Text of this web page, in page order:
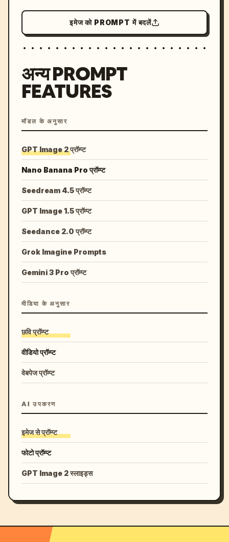
इमेज को PROMPT में बदलें
अन्य PROMPT
FEATURES
मॉडल के अनुसार
GPT Image 2 प्रॉम्प्ट
Nano Banana Pro प्रॉम्प्ट
Seedream 4.5 प्रॉम्प्ट
GPT Image 1.5 प्रॉम्प्ट
Seedance 2.0 प्रॉम्प्ट
Grok Imagine Prompts
Gemini 3 Pro प्रॉम्प्ट
मीडिया के अनुसार
छवि प्रॉम्प्ट
वीडियो प्रॉम्प्ट
वेबपेज प्रॉम्प्ट
AI उपकरण
इमेज से प्रॉम्प्ट
फोटो प्रॉम्प्ट
GPT Image 2 स्लाइड्स